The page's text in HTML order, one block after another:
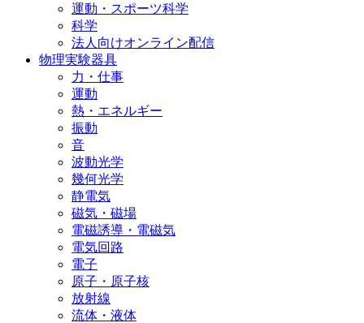
運動・スポーツ科学
科学
法人向けオンライン配信
物理実験器具
力・仕事
運動
熱・エネルギー
振動
音
波動光学
幾何光学
静電気
磁気・磁場
電磁誘導・電磁気
電気回路
電子
原子・原子核
放射線
流体・液体